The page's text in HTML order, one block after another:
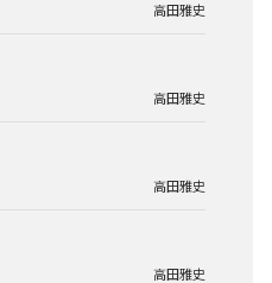
高田雅史
高田雅史
高田雅史
高田雅史